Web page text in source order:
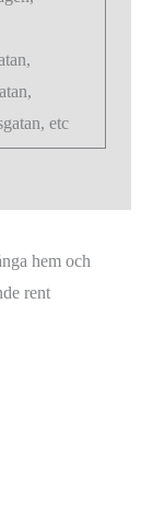
etc
hem och
rent